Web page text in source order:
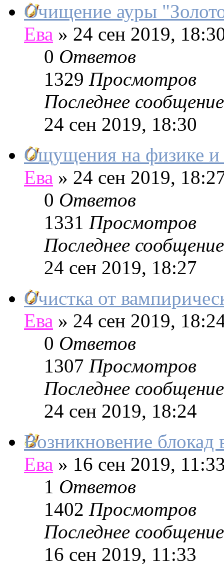
Очищение ауры
Ева » 24 сен 2019,
0 Ответов
1329 Просмотров
Последнее сообщение
24 сен 2019, 18:30
Ощущения на физике и
Ева » 24 сен 2019,
0 Ответов
1331 Просмотров
Последнее сообщение
24 сен 2019, 18:27
Очистка от
Ева » 24 сен 2019,
0 Ответов
1307 Просмотров
Последнее сообщение
24 сен 2019, 18:24
Возникновение блокад
Ева » 16 сен 2019,
1 Ответов
1402 Просмотров
Последнее сообщение
16 сен 2019, 11:33